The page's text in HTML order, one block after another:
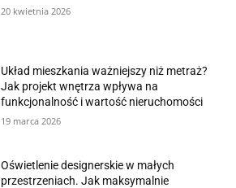
20 kwietnia 2026
Układ mieszkania ważniejszy niż metraż?
Jak projekt wnętrza wpływa na
funkcjonalność i wartość nieruchomości
19 marca 2026
Oświetlenie designerskie w małych
przestrzeniach. Jak maksymalnie